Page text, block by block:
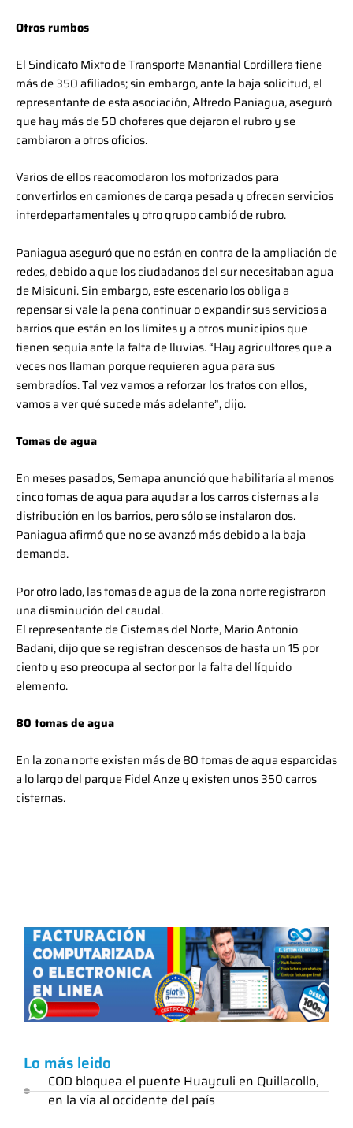
Otros rumbos
El Sindicato Mixto de Transporte Manantial Cordillera tiene
más de 350 afiliados; sin embargo, ante la baja solicitud, el
representante de esta asociación, Alfredo Paniagua, aseguró
que hay más de 50 choferes que dejaron el rubro y se
cambiaron a otros oficios.
Varios de ellos reacomodaron los motorizados para
convertirlos en camiones de carga pesada y ofrecen servicios
interdepartamentales y otro grupo cambió de rubro.
Paniagua aseguró que no están en contra de la ampliación de
redes, debido a que los ciudadanos del sur necesitaban agua
de Misicuni. Sin embargo, este escenario los obliga a
repensar si vale la pena continuar o expandir sus servicios a
barrios que están en los límites y a otros municipios que
tienen sequía ante la falta de lluvias. “Hay agricultores que a
veces nos llaman porque requieren agua para sus
sembradíos. Tal vez vamos a reforzar los tratos con ellos,
vamos a ver qué sucede más adelante”, dijo.
Tomas de agua
En meses pasados, Semapa anunció que habilitaría al menos
cinco tomas de agua para ayudar a los carros cisternas a la
distribución en los barrios, pero sólo se instalaron dos.
Paniagua afirmó que no se avanzó más debido a la baja
demanda.
Por otro lado, las tomas de agua de la zona norte registraron
una disminución del caudal.
El representante de Cisternas del Norte, Mario Antonio
Badani, dijo que se registran descensos de hasta un 15 por
ciento y eso preocupa al sector por la falta del líquido
elemento.
80 tomas de agua
En la zona norte existen más de 80 tomas de agua esparcidas
a lo largo del parque Fidel Anze y existen unos 350 carros
cisternas.
Lo más leido
COD bloquea el puente Huayculi en Quillacollo,
en la vía al occidente del país